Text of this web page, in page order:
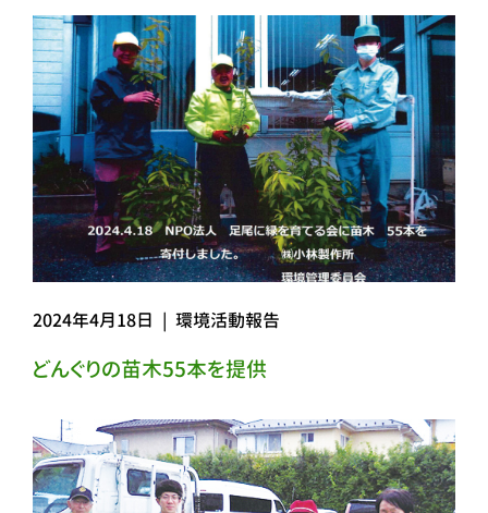
2024年4月18日 | 環境活動報告
どんぐりの苗木55本を提供